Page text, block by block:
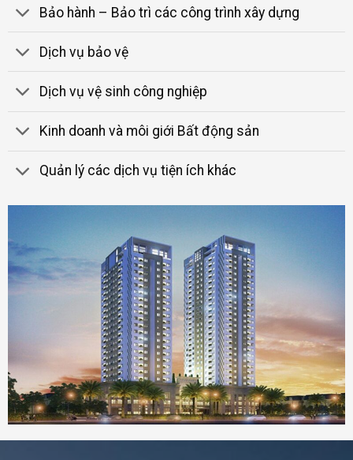
Bảo hành – Bảo trì các công trình xây dựng
Dịch vụ bảo vệ
Dịch vụ vệ sinh công nghiệp
Kinh doanh và môi giới Bất động sản
Quản lý các dịch vụ tiện ích khác